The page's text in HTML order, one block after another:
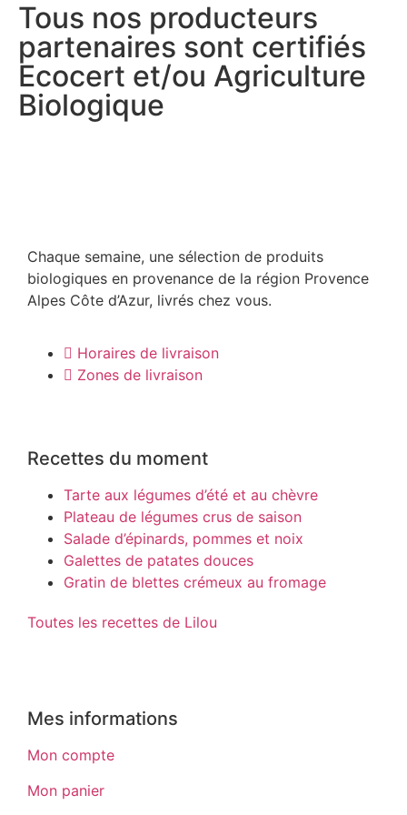
Tous nos producteurs
partenaires sont certifiés
Ecocert et/ou Agriculture
Biologique
Chaque semaine, une sélection de produits
biologiques en provenance de la région Provence
Alpes Côte d’Azur, livrés chez vous.
Horaires de livraison
Zones de livraison
Recettes du moment
Tarte aux légumes d’été et au chèvre
Plateau de légumes crus de saison
Salade d’épinards, pommes et noix
Galettes de patates douces
Gratin de blettes crémeux au fromage
Toutes les recettes de Lilou
Mes informations
Mon compte
Mon panier